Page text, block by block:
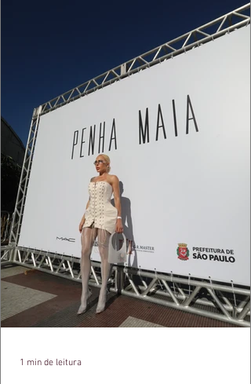
cada reflexo dourado da luz sobre a pe
1 min de leitura